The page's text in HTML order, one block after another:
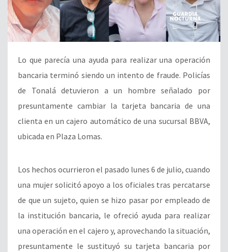
Lo que parecía una ayuda para realizar una operación
bancaria terminó siendo un intento de fraude. Policías
de Tonalá detuvieron a un hombre señalado por
presuntamente cambiar la tarjeta bancaria de una
clienta en un cajero automático de una sucursal BBVA,
ubicada en Plaza Lomas.
Los hechos ocurrieron el pasado lunes 6 de julio, cuando
una mujer solicitó apoyo a los oficiales tras percatarse
de que un sujeto, quien se hizo pasar por empleado de
la institución bancaria, le ofreció ayuda para realizar
una operación en el cajero y, aprovechando la situación,
presuntamente le sustituyó su tarjeta bancaria por